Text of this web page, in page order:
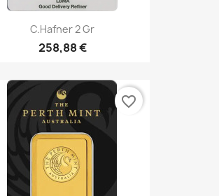
C.Hafner 2 Gr
258,88 €
favorite_border